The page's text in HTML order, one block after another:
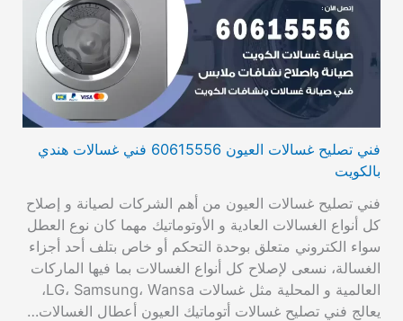
فني تصليح غسالات العيون 60615556 فني غسالات هندي
بالكويت
فني تصليح غسالات العيون من أهم الشركات لصيانة و إصلاح
كل أنواع الغسالات العادية و الأوتوماتيك مهما كان نوع العطل
سواء الكتروني متعلق بوحدة التحكم أو خاص بتلف أحد أجزاء
الغسالة، نسعى لإصلاح كل أنواع الغسالات بما فيها الماركات
العالمية و المحلية مثل غسالات LG، Samsung، Wansa،
يعالج فني تصليح غسالات أتوماتيك العيون أعطال الغسالات…